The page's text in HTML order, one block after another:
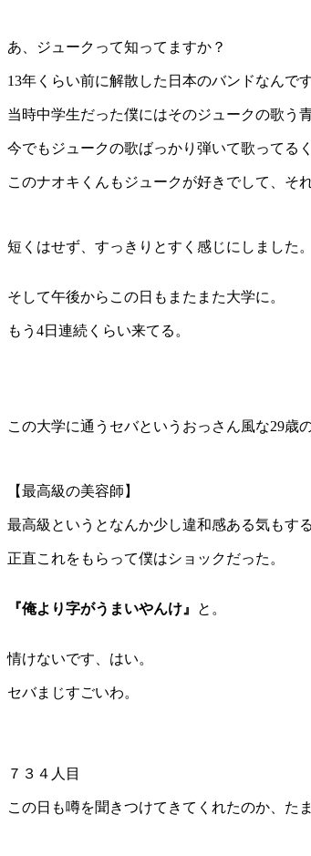
あ、ジュークって知ってますか？
13年くらい前に解散した日本のバンドなんで
当時中学生だった僕にはそのジュークの歌う
今でもジュークの歌ばっかり弾いて歌ってる
このナオキくんもジュークが好きでして、そ
短くはせず、すっきりとすく感じにしました。
そして午後からこの日もまたまた大学に。
もう4日連続くらい来てる。
この大学に通うセバというおっさん風な29歳
【最高級の美容師】
最高級というとなんか少し違和感ある気もす
正直これをもらって僕はショックだった。
『俺より字がうまいやんけ』 と。
情けないです、はい。
セバまじすごいわ。
７３４人目
この日も噂を聞きつけてきてくれたのか、た